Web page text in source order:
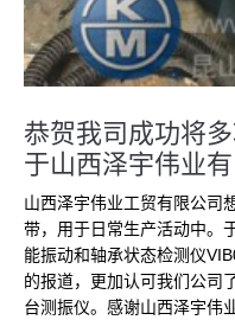
恭贺我司成功将
于山西泽宇伟业有
山西泽宇伟业工贸有限公司
带，用于日常生产活动中。
能振动和轴承状态检测仪
的报道，更加认可我们公司
台测振仪。感谢山西泽宇伟